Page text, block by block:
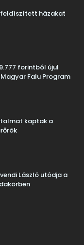
feldíszített házakat
forintból újul
Falu Program
kaptak a
László utódja a